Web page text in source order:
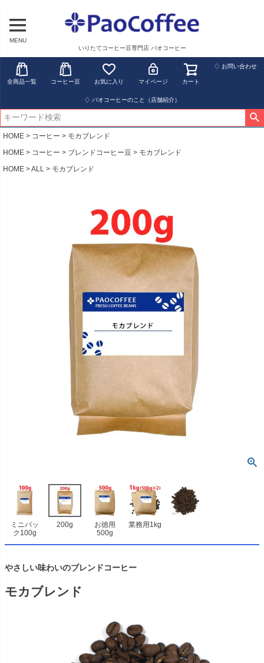
MENU
いりたてコーヒー豆専門店 パオコーヒー
全商品一覧 コーヒー豆 お気に入り マイページ カート
♢ お問い合わせ
♢ パオコーヒーのこと（店舗紹介）
HOME コーヒー
モカブレンド
HOME
コーヒー ブレンドコーヒー豆
モカブレンド
HOME
ALL モカブレンド
ミニパッ
ク100g
200g
お徳用
500g
業務用1kg
やさしい味わいのブレンドコーヒー
モカブレンド